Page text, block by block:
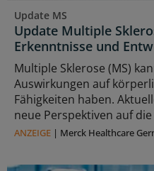
Update MS
Update Multiple
Erkenntnisse und
Multiple Sklerose (MS)
Auswirkungen auf
Fähigkeiten haben.
neue Perspektiven auf
ANZEIGE | Merck Healthcare